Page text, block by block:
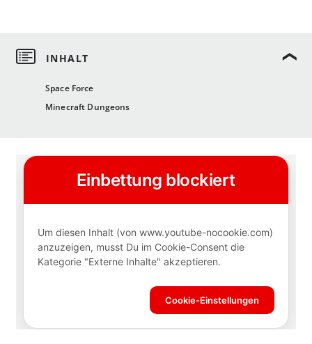
Space Force
Minecraft Dungeons